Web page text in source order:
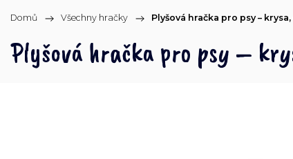
Domů / Všechny hračky / Plyšová hračka pro psy –
Plyšová hračka pro psy –